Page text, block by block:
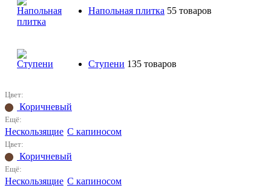
Напольная плитка 55 товаров
Ступени 135 товаров
Цвет:
Коричневый
Ещё:
Нескользящие С капиносом
Цвет:
Коричневый
Ещё:
Нескользящие С капиносом